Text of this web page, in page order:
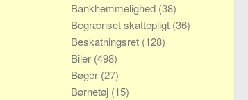
Bankhemmelighed (38)
Begrænset skattepligt (36)
Beskatningsret (128)
Biler (498)
Bøger (27)
Børnetøj (15)